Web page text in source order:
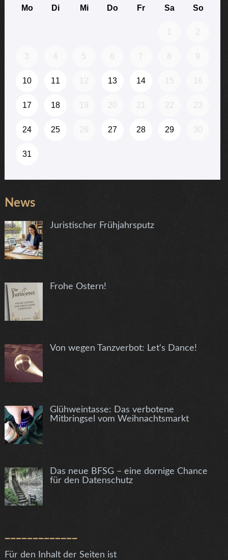
News
Juristischer Frühjahrsputz
Frohe Ostern!
Von wegen Tanzverbot: Let‘s Dance!
Glühweintasse: Das verbotene
Mitbringsel vom Weihnachtsmarkt
Das neue BFSG – eine dornige Chance
für den Datenschutz
Für den Inhalt der Seiten ist